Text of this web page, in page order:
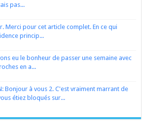
pas...
Merci pour cet article complet. En ce qui
princip...
eu le bonheur de passer une semaine avec
en a...
Bonjour à vous 2. C'est vraiment marrant de
étiez bloqués sur...